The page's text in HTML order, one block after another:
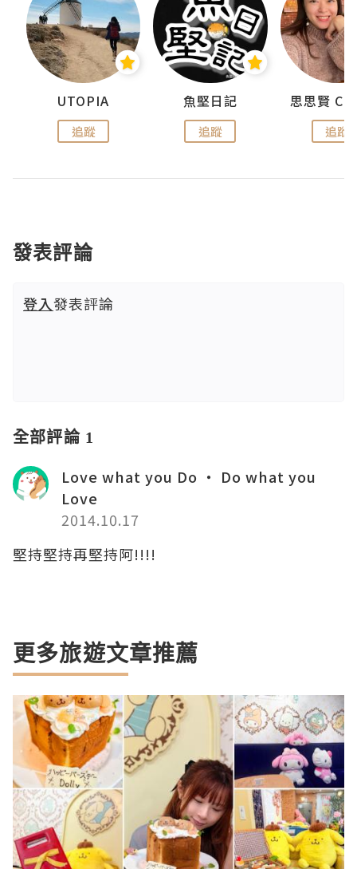
UTOPIA
追蹤
魚堅日記
追蹤 追蹤
發表評論
登入發表評論
全部評論 1
Love what you Do ‧ Do what you
Love
2014.10.17
堅持堅持再堅持阿!!!!
更多旅遊文章推薦